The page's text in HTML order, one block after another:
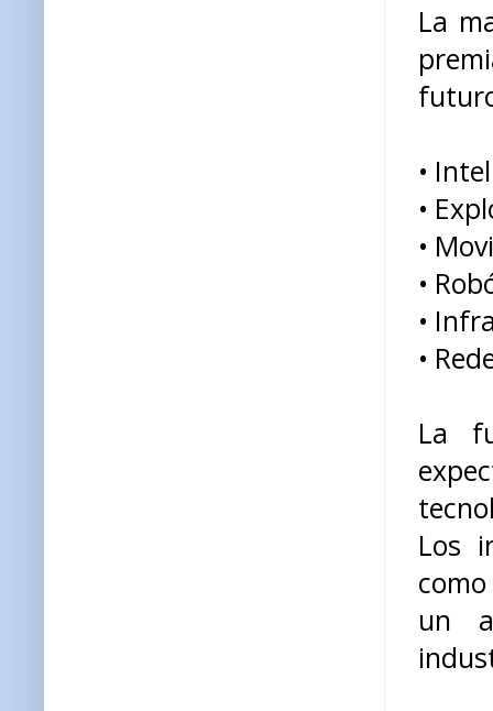
La
•
•
•
•
•
•
La
Los
un